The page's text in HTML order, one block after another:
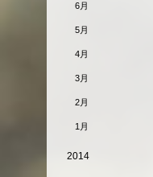
6月
5月
4月
3月
2月
1月
2014